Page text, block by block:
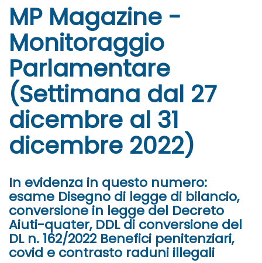
MP Magazine -
Monitoraggio
Parlamentare
(Settimana dal 27
dicembre al 31
dicembre 2022)
In evidenza in questo numero:
esame Disegno di legge di bilancio,
conversione in legge del Decreto
Aiuti-quater, DDL di conversione del
DL n. 162/2022 Benefici penitenziari,
covid e contrasto raduni illegali